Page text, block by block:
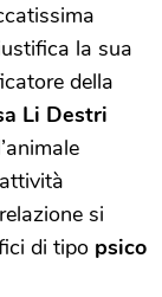
la sua
della
Li Destri
si
di tipo psico